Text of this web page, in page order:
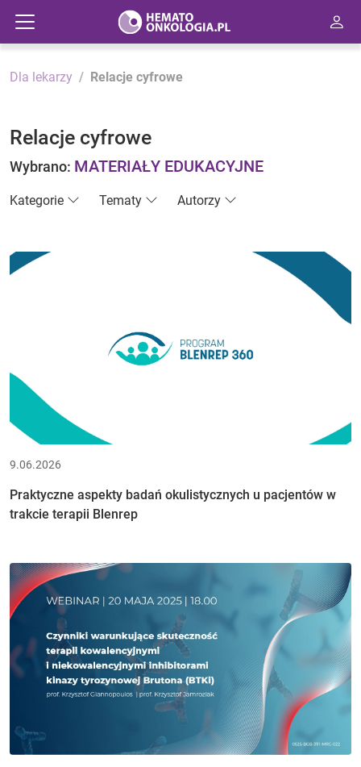
Dla lekarzy Relacje cyfrowe
Relacje cyfrowe
Wybrano: MATERIAŁY EDUKACYJNE
Kategorie Tematy Autorzy
9.06.2026
Praktyczne aspekty badań okulistycznych u pacjentów w
trakcie terapii Blenrep